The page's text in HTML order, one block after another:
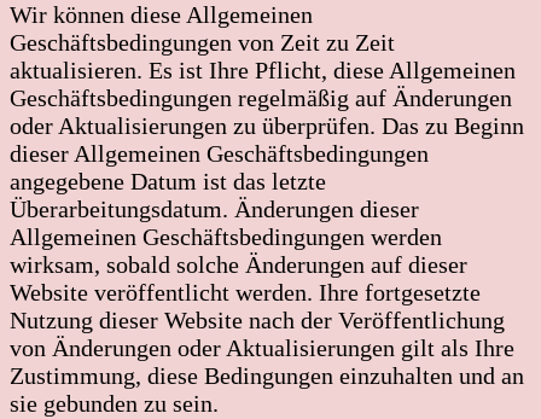
Wir können diese Allgemeinen
Geschäftsbedingungen von Zeit zu Zeit
aktualisieren. Es ist Ihre Pflicht, diese Allgemeinen
Geschäftsbedingungen regelmäßig auf Änderungen
oder Aktualisierungen zu überprüfen. Das zu Beginn
dieser Allgemeinen Geschäftsbedingungen
angegebene Datum ist das letzte
Überarbeitungsdatum. Änderungen dieser
Allgemeinen Geschäftsbedingungen werden
wirksam, sobald solche Änderungen auf dieser
Website veröffentlicht werden. Ihre fortgesetzte
Nutzung dieser Website nach der Veröffentlichung
von Änderungen oder Aktualisierungen gilt als Ihre
Zustimmung, diese Bedingungen einzuhalten und an
sie gebunden zu sein.